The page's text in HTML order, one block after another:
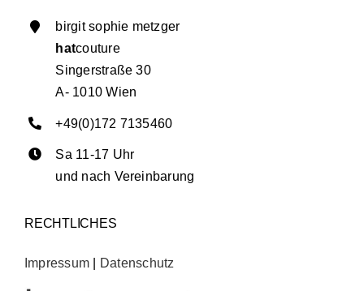
birgit sophie metzger
hatcouture
Singerstraße 30
A- 1010 Wien
+49(0)172 7135460
Sa 11-17 Uhr
und nach Vereinbarung
RECHTLICHES
Impressum Datenschutz